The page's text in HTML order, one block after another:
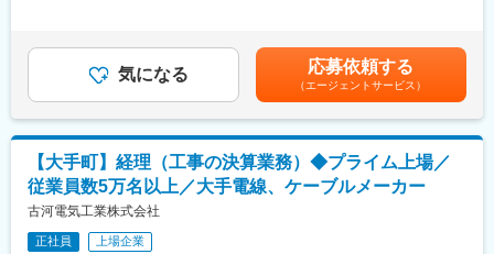
・予算編成や月次で決算資料の作成・決算分析、担当工場（事業
部門）への説明
・課長の右腕として、実務面・運営面の双方から組織マネジメン
・その他会計に関する調査対応
なお、そのほかに組織再編・システム導入などのプロジェクト案
件がある場合、プロジェクトリーダーのような役割も経験できま
気になる 応募依頼する
（エージェントサービス）
【大手町】経理（工事の決算業務）◆プライム上場／
従業員数5万名以上／大手電線、ケーブルメーカー
古河電気工業株式会社
正社員 上場企業